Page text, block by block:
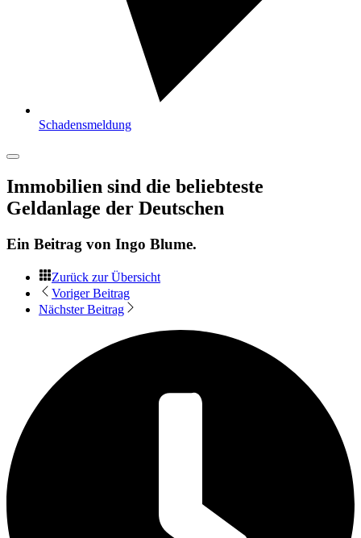
Schadensmeldung
Immobilien sind die beliebteste
Geldanlage der Deutschen
Ein Beitrag von Ingo Blume.
Zurück zur Übersicht
Voriger Beitrag
Nächster Beitrag